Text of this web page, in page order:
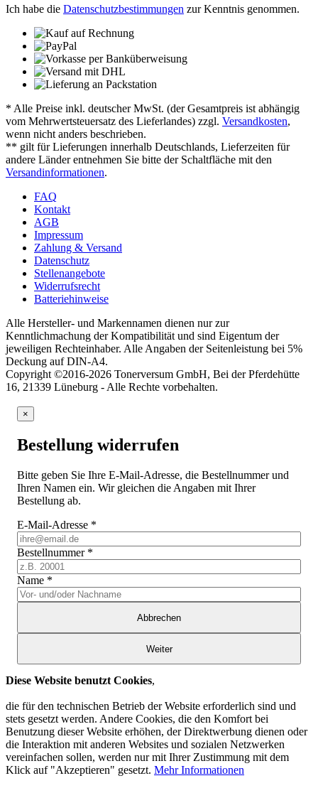
Ich habe die Datenschutzbestimmungen zur Kenntnis genommen.
* Alle Preise inkl. deutscher MwSt. (der Gesamtpreis ist abhängig
vom Mehrwertsteuersatz des Lieferlandes) zzgl. Versandkosten,
wenn nicht anders beschrieben.
** gilt für Lieferungen innerhalb Deutschlands, Lieferzeiten für
andere Länder entnehmen Sie bitte der Schaltfläche mit den
Versandinformationen.
FAQ
Kontakt
AGB
Impressum
Zahlung & Versand
Datenschutz
Stellenangebote
Widerrufsrecht
Batteriehinweise
Alle Hersteller- und Markennamen dienen nur zur
Kenntlichmachung der Kompatibilität und sind Eigentum der
jeweiligen Rechteinhaber. Alle Angaben der Seitenleistung bei 5%
Deckung auf DIN-A4.
Copyright ©2016-2026 Tonerversum GmbH, Bei der Pferdehütte
16, 21339 Lüneburg - Alle Rechte vorbehalten.
×
Bestellung widerrufen
Bitte geben Sie Ihre E-Mail-Adresse, die Bestellnummer und
Ihren Namen ein. Wir gleichen die Angaben mit Ihrer
Bestellung ab.
E-Mail-Adresse *
Bestellnummer *
Name *
Abbrechen
Weiter
Diese Website benutzt Cookies,
die für den technischen Betrieb der Website erforderlich sind und
stets gesetzt werden. Andere Cookies, die den Komfort bei
Benutzung dieser Website erhöhen, der Direktwerbung dienen oder
die Interaktion mit anderen Websites und sozialen Netzwerken
vereinfachen sollen, werden nur mit Ihrer Zustimmung mit dem
Klick auf "Akzeptieren" gesetzt. Mehr Informationen